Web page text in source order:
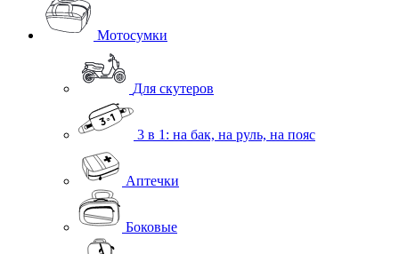
Мотосумки
Для скутеров
3 в 1: на бак, на руль, на пояс
Аптечки
Боковые